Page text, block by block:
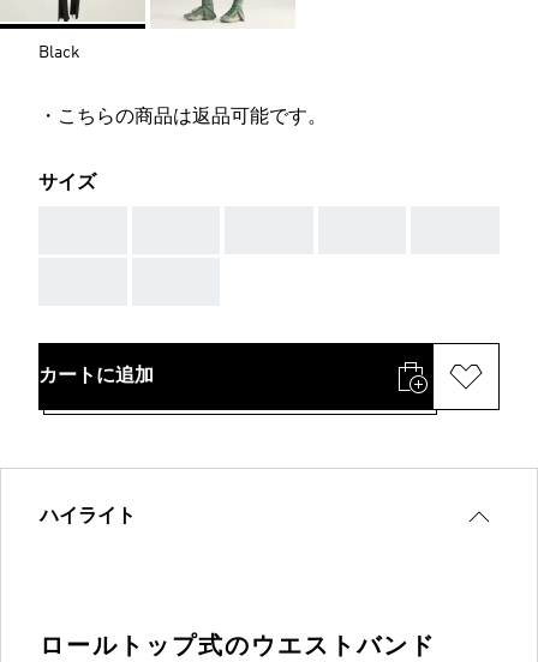
Black
・こちらの商品は返品可能です。
サイズ
カートに追加
ハイライト
ロールトップ式のウエストバンド